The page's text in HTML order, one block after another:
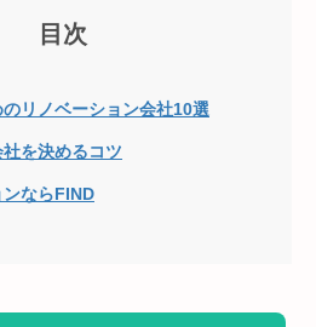
目次
リノベーション会社10選
を決めるコツ
ならFIND